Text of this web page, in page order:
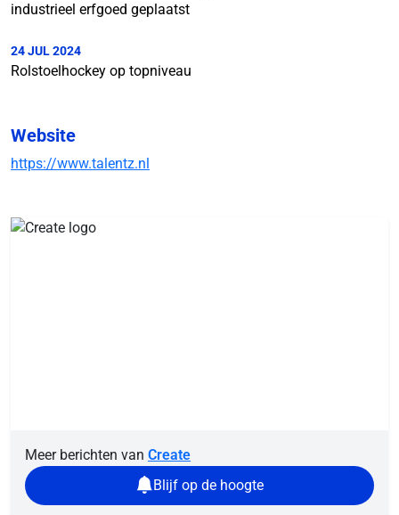
industrieel erfgoed geplaatst
24 JUL 2024
Rolstoelhockey op topniveau
Website
https://www.talentz.nl
Meer berichten van Create
Blijf op de hoogte